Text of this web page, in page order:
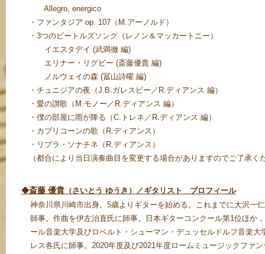
Allegro, energico
・ファンタジア op. 107（M.アーノルド）
・3つのビートルズソング（レノン＆マッカートニー）
イエスタデイ (武満徹 編)
エリナー・リグビー (斎藤優貴 編)
ノルウェイの森 (冨山詩曜 編)
・チュニジアの夜（J.B.ガレスピー／R.ディアンス 編）
・愛の讃歌（M.モノー／R.ディアンス 編）
・僕の部屋に雨が降る（C.トレネ／R.ディアンス 編）
・カプリコーンの歌（R.ディアンス）
・リブラ・ソナチネ（R.ディアンス）
（都合により当日演奏曲目を変更する場合がありますのでご了承く
◆斎藤 優貴 （さいとう ゆうき）／ギタリスト プロフィール
神奈川県川崎市出身。5歳よりギターを始める。これまでに大沢一
師事。作曲を伊左治直氏に師事。日本ギターコンクール第1位ほか
ール音楽大学及びロベルト・シューマン・デュッセルドルフ音楽
レス各氏に師事。2020年度及び2021年度ロームミュージックファ